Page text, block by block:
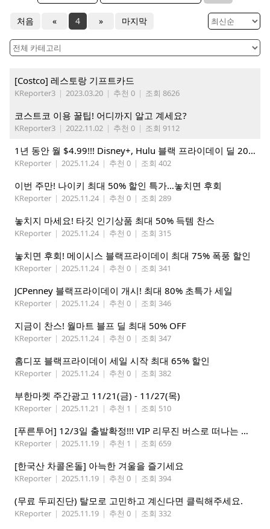
처음 « 4 » 마지막
[Costco] 레스토랑 기프트카드
KReporter3 | 2023.03.20 | 추천 0 | 조회 8626
코스트코 이용 꿀팁! 어디까지 알고 계세요?
KReporter3 | 2022.11.02 | 추천 0 | 조회 9112
1년 동안 월 $4.99!!! Disney+, Hulu 블랙 프라이데이 딜 2025
KReporter | 2025.11.24 | 추천 0 | 조회 402
이번 주만! 나이키 최대 50% 할인 특가…놓치면 후회
KReporter | 2025.11.24 | 추천 0 | 조회 289
놓치지 마세요! 타깃 인기상품 최대 50% 득템 찬스
KReporter | 2025.11.24 | 추천 0 | 조회 315
놓치면 후회! 메이시스 블랙프라이데이 최대 75% 폭풍 할인
KReporter | 2025.11.24 | 추천 0 | 조회 341
JCPenney 블랙프라이데이 개시! 최대 80% 초특가 세일
KReporter | 2025.11.24 | 추천 0 | 조회 346
지금이 찬스! 월마트 블프 딜 최대 50% OFF
KReporter | 2025.11.24 | 추천 0 | 조회 347
홈디포 블랙프라이데이 세일 시작 최대 65% 할인
KReporter | 2025.11.24 | 추천 0 | 조회 382
부한마켓 주간광고 11/21(금) - 11/27(목)
KReporter | 2025.11.21 | 추천 1 | 조회 510
[푸른투어] 12/3일 출발확정!!! VIP 리무진 버스로 떠나는 애틀란타에서 마이애미 5박6일
KReporter | 2025.11.19 | 추천 1 | 조회 659
[한국산 차콜온돌] 아늑한 겨울을 즐기세요
KReporter | 2025.11.19 | 추천 0 | 조회 394
(무료 두피진단) 탈모로 고민하고 계신다면 클릭해주세요.
KReporter | 2025.11.19 | 추천 0 | 조회 332